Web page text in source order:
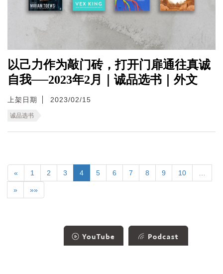
以己力作为敲门砖，打开门扉通往真诚
自我──2023年2月｜诚品选书｜外文
上架日期 2023/02/15
诚品选书
« 1 2 3 4 5 6 7 8 9 10
» »»